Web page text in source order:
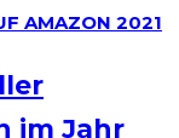
im Jahr